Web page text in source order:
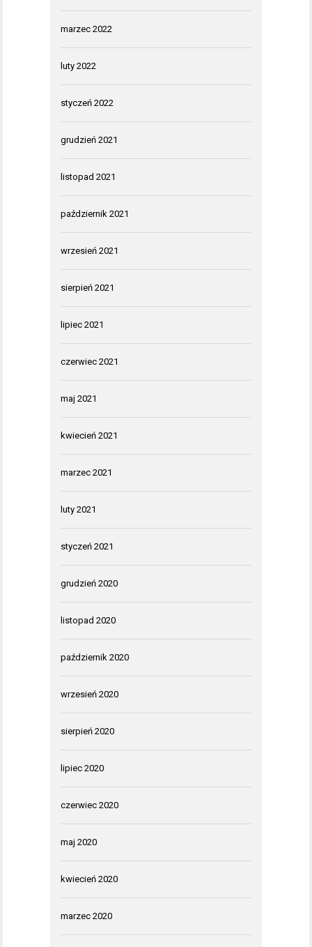
marzec 2022
luty 2022
styczeń 2022
grudzień 2021
listopad 2021
październik 2021
wrzesień 2021
sierpień 2021
lipiec 2021
czerwiec 2021
maj 2021
kwiecień 2021
marzec 2021
luty 2021
styczeń 2021
grudzień 2020
listopad 2020
październik 2020
wrzesień 2020
sierpień 2020
lipiec 2020
czerwiec 2020
maj 2020
kwiecień 2020
marzec 2020